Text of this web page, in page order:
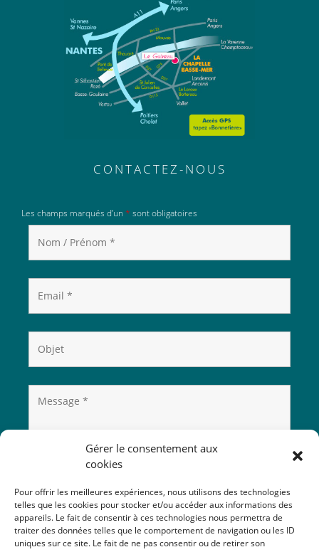
Gérer le consentement aux
cookies
Pour offrir les meilleures expériences, nous utilisons des technologies
telles que les cookies pour stocker et/ou accéder aux informations des
appareils. Le fait de consentir à ces technologies nous permettra de
traiter des données telles que le comportement de navigation ou les ID
uniques sur ce site. Le fait de ne pas consentir ou de retirer son
CONTACTEZ-NOUS
Les champs marqués d’un * sont obligatoires